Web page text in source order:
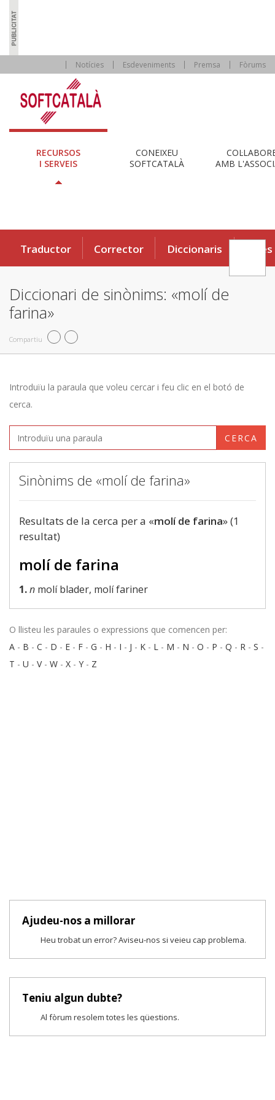
Notícies Esdeveniments Premsa Fòrums
RECURSOS
I SERVEIS
CONEIXEU
SOFTCATALÀ
AMB
Traductor Corrector Diccionaris Eines
Diccionari de sinònims: «molí de
farina»
Compartiu
Introduïu la paraula que voleu cercar i feu clic en el botó de
cerca.
CERCA
Sinònims de «molí de farina»
Resultats de la cerca per a «molí de farina» (1
resultat)
molí de farina
1.n molí blader, molí fariner
O llisteu les paraules o expressions que comencen per:
A - B - C - D - E - F - G - H - I - J - K - L - M - N - O - P - Q - R - S -
T - U - V- W - X - Y - Z
Ajudeu-nos a millorar
Heu trobat un error? Aviseu-nos si veieu cap problema.
Teniu algun dubte?
Al fòrum resolem totes les qüestions.